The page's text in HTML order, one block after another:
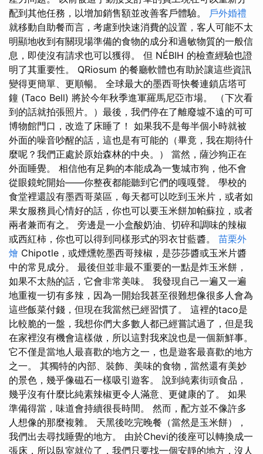
配到其他任務，以增加銷售額並改善客戶體驗。 戶外婚禮
就移動自助餐而言，考慮到快速消費的設置，客人可能不太
明顯地收到有關現場準備的食物的成分和過敏物質的一般信
息，即使沒有請求也可以獲得。 但 NÉBIH 的檢查經驗也證
明了其重要性。 QRiosum 的餐廳軟體也有助於讓這些資訊
變得更簡單、更順暢。 全球最大的墨西哥快餐連鎖店塔可
鐘 (Taco Bell) 將於今年秋季進軍羅馬尼亞市場。 （下次看
到的話就拍張照片。）最後，我們停在了離廢墟不遠的可可
博物館門口，改造了床睡了！ 如果我不是每半個小時就被
外面的噪音吵醒的話，這也是有可能的（畢竟，我在期待什
麼呢？我們正處於原始森林的中央。） 當然，薩沙狗正在
外面睡覺。 相信他有足夠的本能成為一隻城市狗，他不會
從眼鏡蛇開始——你整夜都能聽到它們的嘎嘎聲。 學校的
食堂裡還設有墨西哥菜區，每天都可以吃到玉米片，或者如
果女服務員心情好的話，你也可以要玉米餅加帕蘇拉，或者
兩者兼而有之。 旁邊是一小盒酸奶油、切碎和調味的辣椒
或西紅柿，你也可以得到同樣形式的羽衣甘藍醬。 苗栗外
燴 Chipotle，或煙燻乾墨西哥辣椒，是莎莎醬或玉米片醬
中的常見成分。 最後但並非最不重要的一點是炸玉米餅，
如果不太熱的話，它會非常美味。 我發現自己一遍又一遍
地重複一切有多辣，因為一開始我甚至很難想像很多人會為
這些飯菜付錢，但現在我當然已經習慣了。 這裡的taco是
比較脆的一盤，我想你們大多數人都已經嘗試過了，但是我
在家裡沒有機會這樣做，所以這對我來說也是一個新鮮事。
它不僅是當地人最喜歡的地方之一，也是遊客最喜歡的地方
之一。 其獨特的內部、裝飾、美味的食物，當然還有美妙
的景色，幾乎像磁石一樣吸引遊客。 說到純素街頭食品，
幾乎沒有什麼比純素辣椒更令人滿意、更健康的了。 如果
準備得當，味道會持續很長時間。 然而，配方並不像許多
人想像的那麼複雜。 天黑後吃完晚餐（當然是玉米餅），
我們出去尋找睡覺的地方。 由於Chevi的後座可以轉換成一
張床，所以臥室就位了，我們只要找一個安靜的地方，沒人